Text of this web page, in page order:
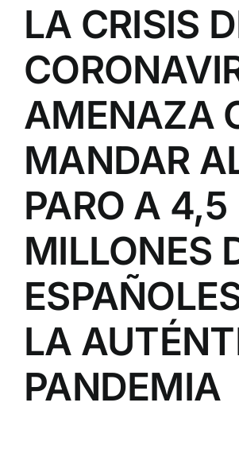
LA CRISIS
AMENAZA
MANDAR
PARO A 4,5
MILLONES
LA
PANDEMIA